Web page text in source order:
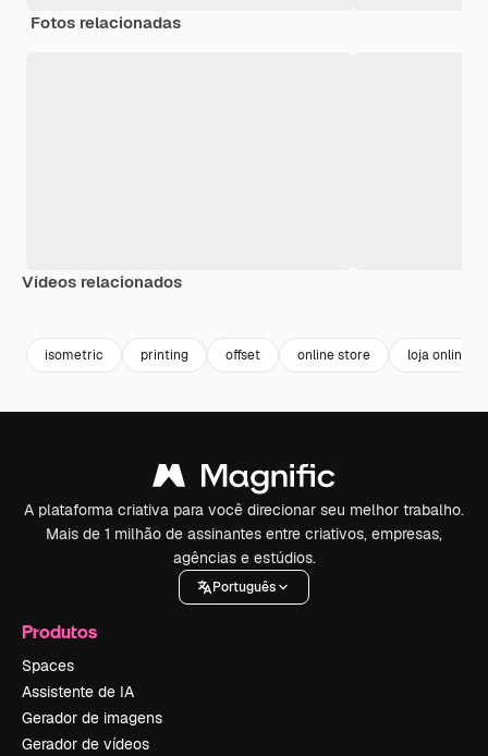
Fotos relacionadas
Vídeos relacionados
isometric printing offset online store loja online
A plataforma criativa para você direcionar seu melhor trabalho.
Mais de 1 milhão de assinantes entre criativos, empresas,
agências e estúdios.
Português
Produtos
Spaces
Assistente de IA
Gerador de imagens
Gerador de vídeos